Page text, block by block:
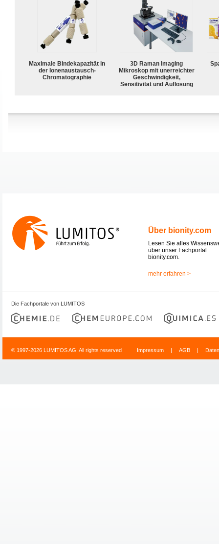
Maximale Bindekapazität in
der Ionenaustausch-
Chromatographie
3D Raman Imaging
Mikroskop mit unerreichter
Geschwindigkeit,
Sensitivität und Auflösung
Über bionity.com
Lesen Sie alles
über unser Fachportal
bionity.com.
mehr erfahren >
Die Fachportale von LUMITOS
© 1997-2026 LUMITOS AG, All rights reserved Impressum | AGB |